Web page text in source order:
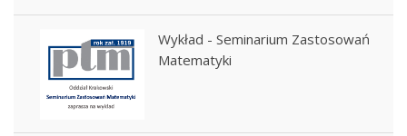
Wykład - Seminarium Zastosowań
Matematyki